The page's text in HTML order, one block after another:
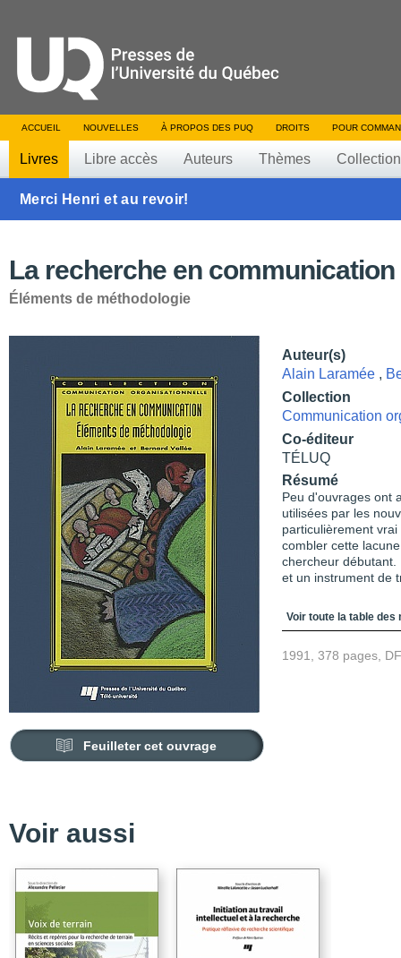
ACCUEIL NOUVELLES À PROPOS DES PUQ DROITS POUR
Livres Libre accès Auteurs Thèmes
Merci Henri et au revoir!
La recherche en communication
Éléments de méthodologie
Feuilleter cet ouvrage
Auteur(s)
Alain Laramée ,
Collection
Communication
Co-éditeur
TÉLUQ
Résumé
Peu d'ouvrages ont
utilisées par les
particulièrement
combler cette
chercheur
et un instrument de
Table des
Voir toute la table des
1991, 378 pages,
Voir aussi